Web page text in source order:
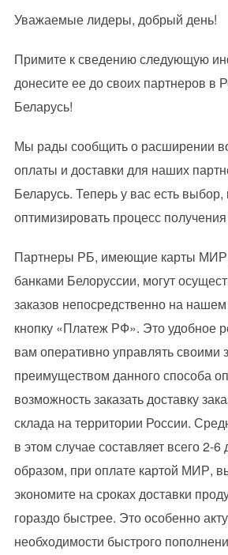
Уважаемые лидеры, добрый день!
Примите к сведению следующую
донесите ее до своих партнеров в
Беларусь!
Мы рады сообщить о расширении
оплаты и доставки для наших
Беларусь. Теперь у вас есть
оптимизировать процесс
Партнеры РБ, имеющие карты
банками Белоруссии, могут
заказов непосредственно на нашем
кнопку «Платеж РФ». Это удобное
вам оперативно управлять
преимуществом данного способа
возможность заказать доставку
склада на территории России.
в этом случае составляет всего 2-6
образом, при оплате картой МИР,
экономите на сроках доставки
гораздо быстрее. Это особенно
необходимости быстрого